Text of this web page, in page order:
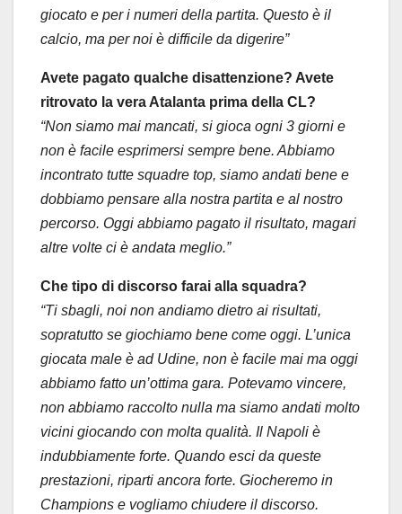
giocato e per i numeri della partita. Questo è il
calcio, ma per noi è difficile da digerire”
Avete pagato qualche disattenzione? Avete
ritrovato la vera Atalanta prima della CL?
“Non siamo mai mancati, si gioca ogni 3 giorni e
non è facile esprimersi sempre bene. Abbiamo
incontrato tutte squadre top, siamo andati bene e
dobbiamo pensare alla nostra partita e al nostro
percorso. Oggi abbiamo pagato il risultato, magari
altre volte ci è andata meglio.”
Che tipo di discorso farai alla squadra?
“Ti sbagli, noi non andiamo dietro ai risultati,
sopratutto se giochiamo bene come oggi. L’unica
giocata male è ad Udine, non è facile mai ma oggi
abbiamo fatto un’ottima gara. Potevamo vincere,
non abbiamo raccolto nulla ma siamo andati molto
vicini giocando con molta qualità. Il Napoli è
indubbiamente forte. Quando esci da queste
prestazioni, riparti ancora forte. Giocheremo in
Champions e vogliamo chiudere il discorso.